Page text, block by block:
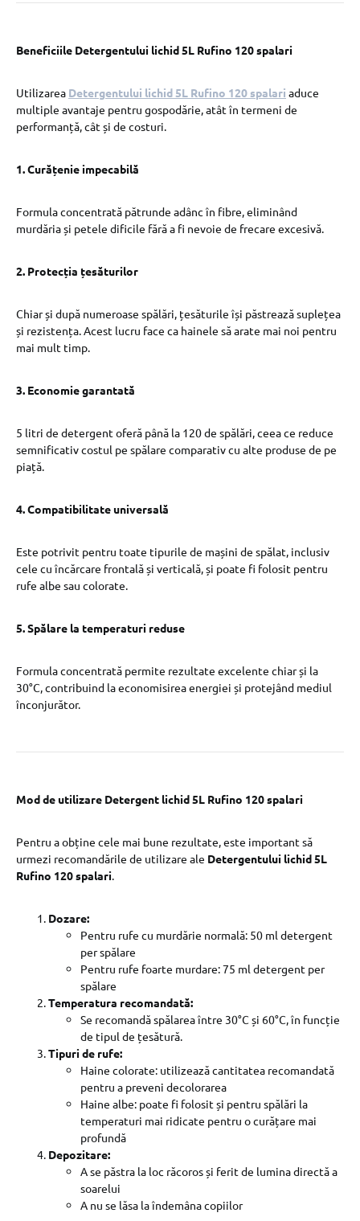
Beneficiile Detergentului lichid 5L Rufino 120 spalari
Utilizarea Detergentului lichid 5L Rufino 120 spalari aduce
multiple avantaje pentru gospodărie, atât în termeni de
performanță, cât și de costuri.
1. Curățenie impecabilă
Formula concentrată pătrunde adânc în fibre, eliminând
murdăria și petele dificile fără a fi nevoie de frecare excesivă.
2. Protecția țesăturilor
Chiar și după numeroase spălări, țesăturile își păstrează suplețea
și rezistența. Acest lucru face ca hainele să arate mai noi pentru
mai mult timp.
3. Economie garantată
5 litri de detergent oferă până la 120 de spălări, ceea ce reduce
semnificativ costul pe spălare comparativ cu alte produse de pe
piață.
4. Compatibilitate universală
Este potrivit pentru toate tipurile de mașini de spălat, inclusiv
cele cu încărcare frontală și verticală, și poate fi folosit pentru
rufe albe sau colorate.
5. Spălare la temperaturi reduse
Formula concentrată permite rezultate excelente chiar și la
30°C, contribuind la economisirea energiei și protejând mediul
înconjurător.
Mod de utilizare Detergent lichid 5L Rufino 120 spalari
Pentru a obține cele mai bune rezultate, este important să
urmezi recomandările de utilizare ale Detergentului lichid 5L
Rufino 120 spalari.
Dozare:
Pentru rufe cu murdărie normală: 50 ml detergent
per spălare
Pentru rufe foarte murdare: 75 ml detergent per
spălare
Temperatura recomandată:
Se recomandă spălarea între 30°C și 60°C, în funcție
de tipul de țesătură.
Tipuri de rufe:
Haine colorate: utilizează cantitatea recomandată
pentru a preveni decolorarea
Haine albe: poate fi folosit și pentru spălări la
temperaturi mai ridicate pentru o curățare mai
profundă
Depozitare:
A se păstra la loc răcoros și ferit de lumina directă a
soarelui
A nu se lăsa la îndemâna copiilor